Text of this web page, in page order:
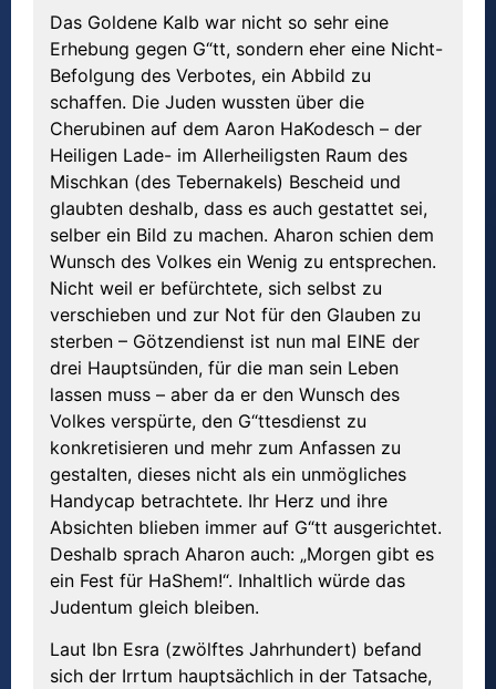
Das Goldene Kalb war nicht so sehr eine
Erhebung gegen G“tt, sondern eher eine Nicht-
Befolgung des Verbotes, ein Abbild zu
schaffen. Die Juden wussten über die
Cherubinen auf dem Aaron HaKodesch – der
Heiligen Lade- im Allerheiligsten Raum des
Mischkan (des Tebernakels) Bescheid und
glaubten deshalb, dass es auch gestattet sei,
selber ein Bild zu machen. Aharon schien dem
Wunsch des Volkes ein Wenig zu entsprechen.
Nicht weil er befürchtete, sich selbst zu
verschieben und zur Not für den Glauben zu
sterben – Götzendienst ist nun mal EINE der
drei Hauptsünden, für die man sein Leben
lassen muss – aber da er den Wunsch des
Volkes verspürte, den G“ttesdienst zu
konkretisieren und mehr zum Anfassen zu
gestalten, dieses nicht als ein unmögliches
Handycap betrachtete. Ihr Herz und ihre
Absichten blieben immer auf G“tt ausgerichtet.
Deshalb sprach Aharon auch: „Morgen gibt es
ein Fest für HaShem!“. Inhaltlich würde das
Judentum gleich bleiben.
Laut Ibn Esra (zwölftes Jahrhundert) befand
sich der Irrtum hauptsächlich in der Tatsache,